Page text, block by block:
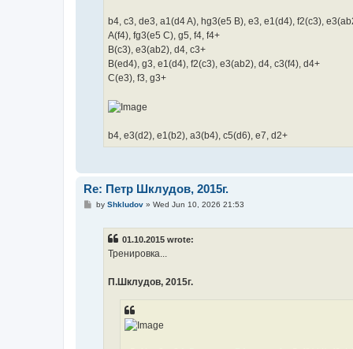
b4, c3, de3, a1(d4 A), hg3(e5 B), e3, e1(d4), f2(c3),
A(f4), fg3(e5 C), g5, f4, f4+
B(c3), e3(ab2), d4, c3+
B(ed4), g3, e1(d4), f2(c3), e3(ab2), d4, c3(f4), d4+
C(e3), f3, g3+
b4, e3(d2), e1(b2), a3(b4), c5(d6), e7, d2+
Re: Петр Шклудов, 2015г.
Pby Shkludov» Wed Jun 10, 2026 21:53
01.10.2015 wrote:
Тренировка...
П.Шклудов, 2015г.